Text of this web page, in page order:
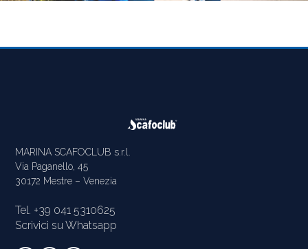
MARINA SCAFOCLUB s.r.l.
Via Paganello, 45
30172 Mestre – Venezia
Tel. +39 041 5310625
Scrivici su Whatsapp